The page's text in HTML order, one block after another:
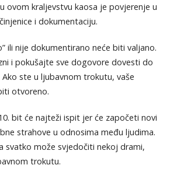
ovom kraljevstvu kaosa je povjerenje u
i dokumentaciju.
ili nije dokumentirano neće biti valjano.
i pokušajte sve dogovore dovesti do
ste u ljubavnom trokutu, vaše
otvoreno.
bit će najteži ispit jer će započeti novi
strahove u odnosima među ljudima.
svatko može svjedočiti nekoj drami,
trokutu.